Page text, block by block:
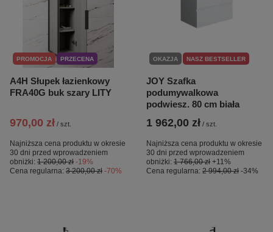
PROMOCJA PRZECENA
A4H Słupek łazienkowy
FRA40G buk szary LITY
970,00 zł / szt.
Najniższa cena produktu w okresie
30 dni przed wprowadzeniem
obniżki: 1 200,00 zł -19%
Cena regularna: 3 200,00 zł -70%
OKAZJA NASZ BESTSELLER
JOY Szafka
podumywalkowa
podwiesz. 80 cm biała
1 962,00 zł / szt.
Najniższa cena produktu w okresie
30 dni przed wprowadzeniem
obniżki: 1 766,00 zł +11%
Cena regularna: 2 994,00 zł -34%